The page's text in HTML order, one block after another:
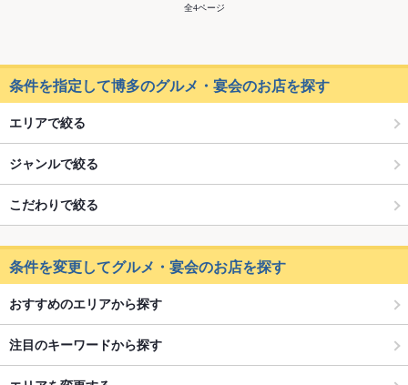
全4ページ
条件を指定して博多のグルメ・宴会のお店を探す
エリアで絞る
ジャンルで絞る
こだわりで絞る
条件を変更してグルメ・宴会のお店を探す
おすすめのエリアから探す
注目のキーワードから探す